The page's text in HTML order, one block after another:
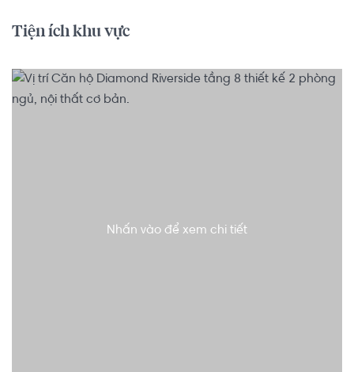
Tiện ích khu vực
Nhấn vào để xem chi tiết